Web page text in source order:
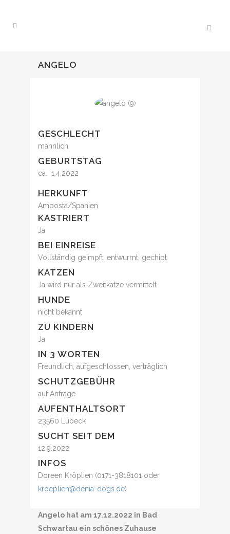
ANGELO
GESCHLECHT
männlich
GEBURTSTAG
ca. 1.4.2022
HERKUNFT
Amposta/Spanien
KASTRIERT
Ja
BEI EINREISE
Vollständig geimpft, entwurmt, gechipt
KATZEN
Ja wird nur als Zweitkatze vermittelt
HUNDE
nicht bekannt
ZU KINDERN
Ja
IN 3 WORTEN
Freundlich, aufgeschlossen, verträglich
SCHUTZGEBÜHR
auf Anfrage
AUFENTHALTSORT
23560 Lübeck
SUCHT SEIT DEM
12.9.2022
INFOS
Doreen Kröplien (0171-3818101 oder
kroeplien@denia-dogs.de)
Angelo hat am 17.12.2022 in Bad
Schwartau ein schönes Zuhause